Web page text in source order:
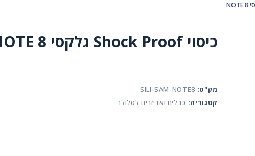
כיסוי Shock Proof גלקסי NOTE 8
מק"ט: SILI-SAM-NOTE8
קטגוריה: כבלים ואביזרים לסלולר